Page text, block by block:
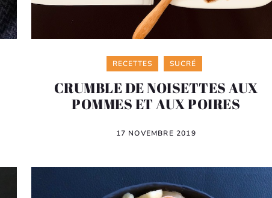
Categories
RECETTES SUCRÉ
CRUMBLE DE NOISETTES AUX
POMMES ET AUX POIRES
17 NOVEMBRE 2019